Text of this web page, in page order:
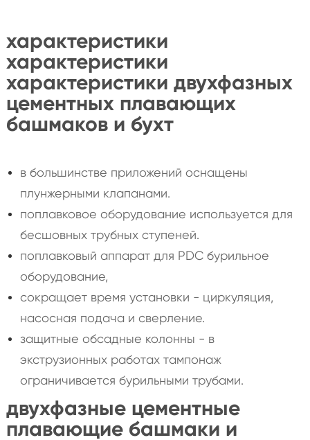
характеристики
характеристики
характеристики двухфазных
цементных плавающих
башмаков и бухт
в большинстве приложений оснащены
плунжерными клапанами.
поплавковое оборудование используется для
бесшовных трубных ступеней.
поплавковый аппарат для PDC бурильное
оборудование,
сокращает время установки - циркуляция,
насосная подача и сверление.
защитные обсадные колонны - в
экструзионных работах тампонаж
ограничивается бурильными трубами.
двухфазные цементные
плавающие башмаки и